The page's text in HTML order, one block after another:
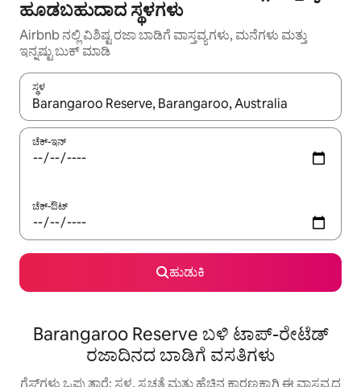
ಹೂಡಬಹುದಾದ ಸ್ಥಳಗಳು
Airbnb ನಲ್ಲಿ ವಿಶಿಷ್ಟ ರಜಾ ಬಾಡಿಗೆ ವಾಸ್ತವ್ಯಗಳು, ಮನೆಗಳು ಮತ್ತು
ಇನ್ನಷ್ಟು ಬುಕ್ ಮಾಡಿ
ಸ್ಥಳ
ಫಲಿತಾಂಶಗಳು ಲಭ್ಯವಿರುವಾಗ, ಅಪ್ ಮತ್ತು ಡೌನ್ ಬಾಣದ ಕೀಲಿಗಳೊಂದಿಗೆ
ಚೆಕ್-ಇನ್
ಚೆಕ್-ಔಟ್
ಹುಡುಕಿ
Barangaroo Reserve ಬಳಿ ಟಾಪ್-ರೇಟೆಡ್
ರಜಾದಿನದ ಬಾಡಿಗೆ ವಸತಿಗಳು
ಗೆಸ್ಟ್‌ಗಳು ಒಪ್ಪುತ್ತಾರೆ: ಸ್ಥಳ, ಸ್ವಚ್ಛತೆ ಮತ್ತು ಹೆಚ್ಚಿನ ಕಾರಣಕ್ಕಾಗಿ ಈ ವಾಸ್ತವ್ಯದ